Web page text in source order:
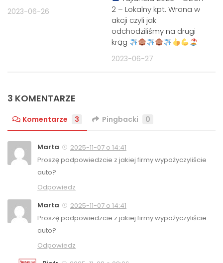
2023-06-26
2 – Lokalny kpt. Wrona w
akcji czyli jak
odchodziliśmy na drugi
krąg
2023-06-27
3 KOMENTARZE
Komentarze 3 Pingbacki 0
Marta
2025-11-07 o 14:41
Proszę podpowiedzcie z jakiej firmy wypożyczyliście
auto?
Odpowiedz
Marta
2025-11-07 o 14:41
Proszę podpowiedzcie z jakiej firmy wypożyczyliście
auto?
Odpowiedz